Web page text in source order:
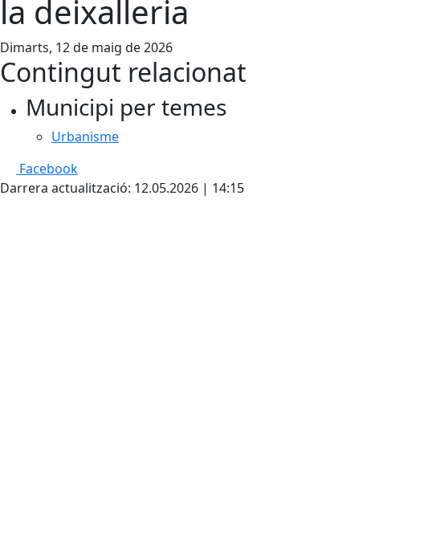
la deixalleria
Dimarts, 12 de maig de 2026
Contingut relacionat
Municipi per temes
Urbanisme
Facebook
Darrera actualització: 12.05.2026 | 14:15